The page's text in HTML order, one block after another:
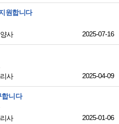
원합니다
사 2025-07-16
사 2025-04-09
합니다
사 2025-01-06